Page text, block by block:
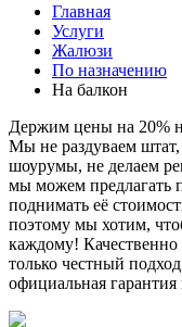
Главная
Услуги
Жалюзи
По назначению
На балкон
Держим цены на 20%
Мы не раздуваем
шоурумы, не делаем
мы можем предлагать
поднимать её
поэтому мы хотим,
каждому!
только честный
официальная